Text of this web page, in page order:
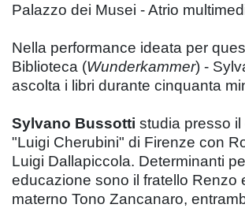
Palazzo dei Musei - Atrio
Nella performance ideata per
Biblioteca (Wunderkammer) -
ascolta i libri durante cinquanta
Sylvano Bussotti studia presso
"Luigi Cherubini" di Firenze con
Luigi Dallapiccola. Determinanti
educazione sono il fratello Renzo
materno Tono Zancanaro,